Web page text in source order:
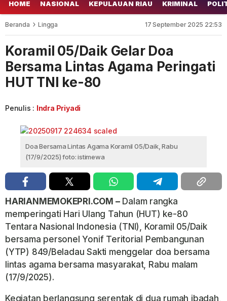
HOME NASIONAL KEPULAUAN RIAU KRIMINAL
Beranda Lingga 17 September 2025 22:53
Koramil 05/Daik Gelar Doa
Bersama Lintas Agama Peringati
HUT TNI ke-80
Penulis : Indra Priyadi
Doa Bersama Lintas Agama Koramil 05/Daik, Rabu
(17/9/2025) foto: istimewa
HARIANMEMOKEPRI.COM –Dalam rangka
memperingati Hari Ulang Tahun (HUT) ke-80
Tentara Nasional Indonesia (TNI), Koramil 05/Daik
bersama personel Yonif Teritorial Pembangunan
(YTP) 849/Beladau Sakti menggelar doa bersama
lintas agama bersama masyarakat, Rabu malam
(17/9/2025).
Kegiatan berlangsung serentak di dua rumah ibadah,